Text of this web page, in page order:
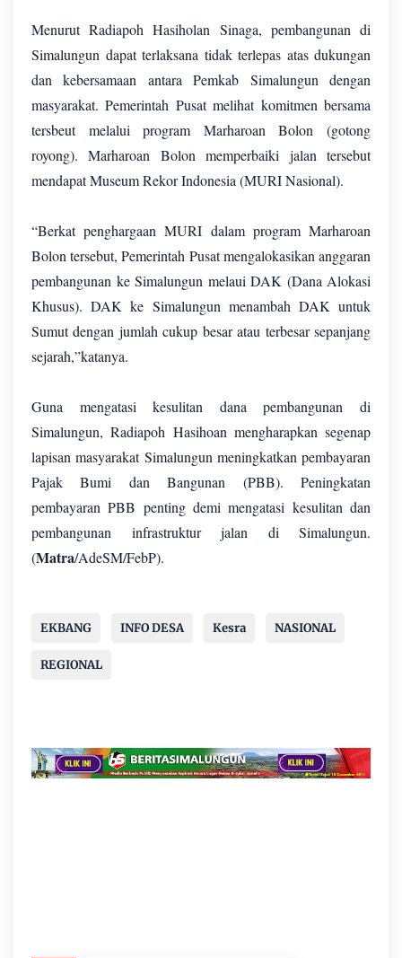
Menurut Radiapoh Hasiholan Sinaga, pembangunan di
Simalungun dapat terlaksana tidak terlepas atas dukungan
dan kebersamaan antara Pemkab Simalungun dengan
masyarakat. Pemerintah Pusat melihat komitmen bersama
tersbeut melalui program Marharoan Bolon (gotong
royong). Marharoan Bolon memperbaiki jalan tersebut
mendapat Museum Rekor Indonesia (MURI Nasional).
“Berkat penghargaan MURI dalam program Marharoan
Bolon tersebut, Pemerintah Pusat mengalokasikan anggaran
pembangunan ke Simalungun melaui DAK (Dana Alokasi
Khusus). DAK ke Simalungun menambah DAK untuk
Sumut dengan jumlah cukup besar atau terbesar sepanjang
sejarah,”katanya.
Guna mengatasi kesulitan dana pembangunan di
Simalungun, Radiapoh Hasihoan mengharapkan segenap
lapisan masyarakat Simalungun meningkatkan pembayaran
Pajak Bumi dan Bangunan (PBB). Peningkatan
pembayaran PBB penting demi mengatasi kesulitan dan
pembangunan infrastruktur jalan di Simalungun.
(Matra/AdeSM/FebP).
EKBANG INFO DESA Kesra NASIONAL
REGIONAL